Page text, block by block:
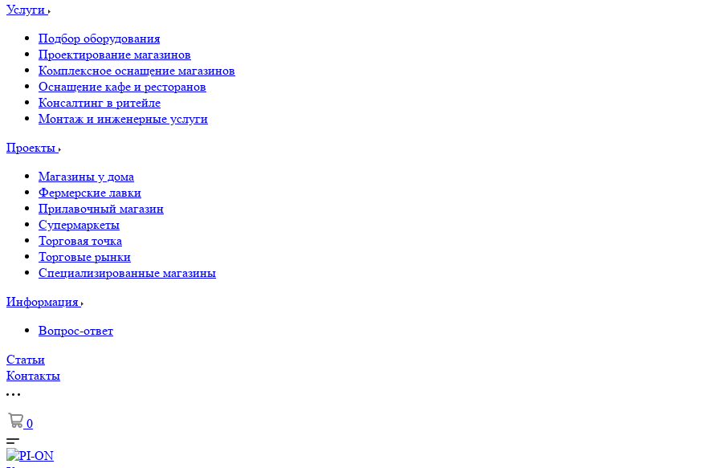
Услуги
Подбор оборудования
Проектирование магазинов
Комплексное оснащение магазинов
Оснащение кафе и ресторанов
Консалтинг в ритейле
Монтаж и инженерные услуги
Проекты
Магазины у дома
Фермерские лавки
Прилавочный магазин
Супермаркеты
Торговая точка
Торговые рынки
Специализированные магазины
Информация
Вопрос-ответ
Статьи
Контакты
0